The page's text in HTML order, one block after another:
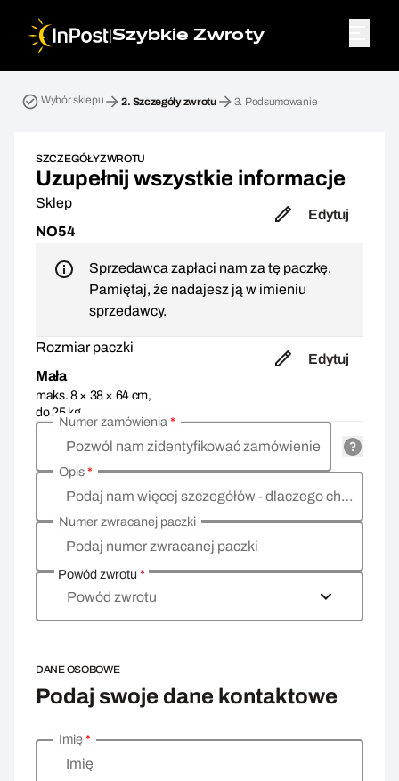
|Szybkie Zwroty
Wybór sklepu 2. Szczegóły zwrotu 3. Podsumowanie
SZCZEGÓŁY ZWROTU
Uzupełnij wszystkie informacje
Sklep
NO54
Edytuj
Sprzedawca zapłaci nam za tę paczkę.
Pamiętaj, że nadajesz ją w imieniu
sprzedawcy.
Rozmiar paczki
Mała
maks. 8 × 38 × 64 cm,
do 25 kg
Edytuj
Pozwól nam zidentyfikować zamówienie
Numer zamówienia*
Podaj nam więcej szczegółów - dlaczego chcesz zwrócić towar, co jest powodem?
Opis*
Podaj numer zwracanej paczki
Numer zwracanej paczki
Powód zwrotu*
Powód zwrotu
DANE OSOBOWE
Podaj swoje dane kontaktowe
Wprowadź swoje dane osobowe
Imię
Imię*